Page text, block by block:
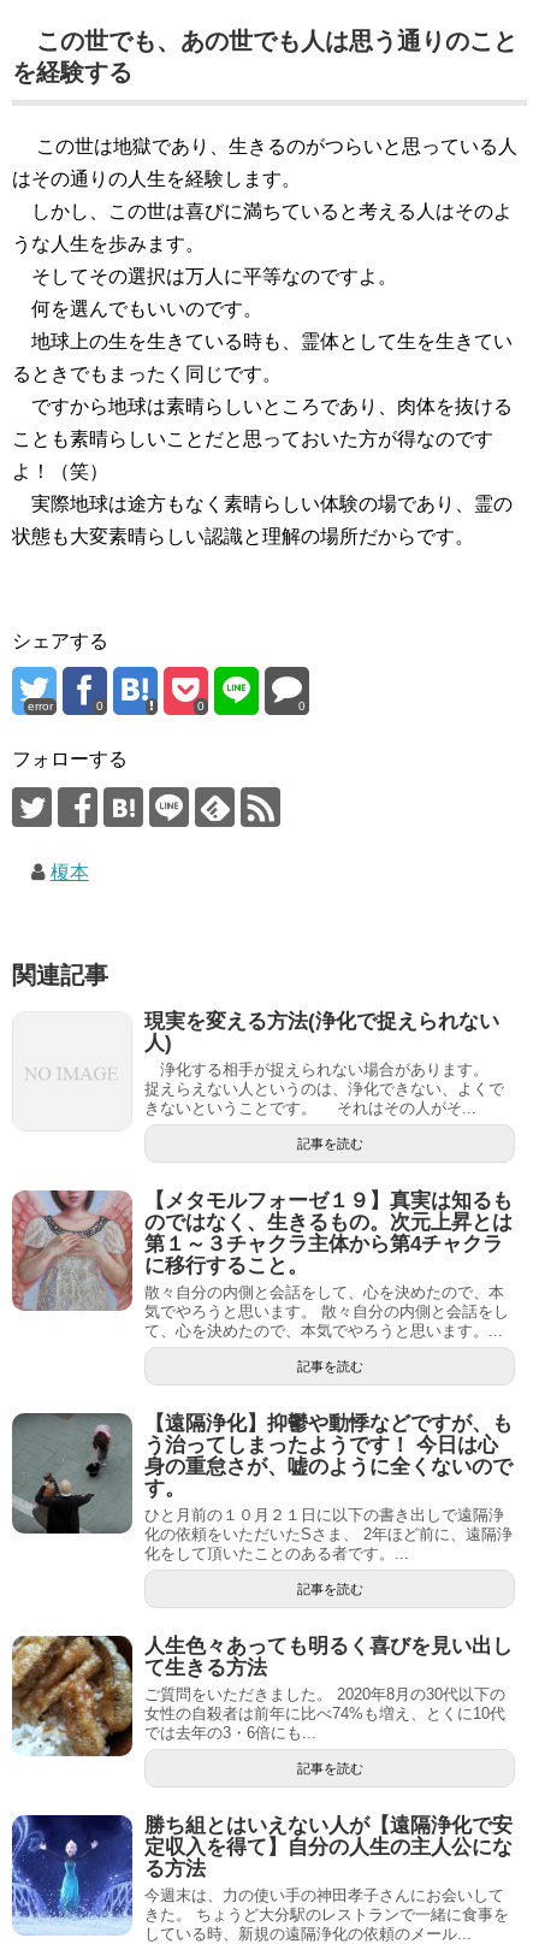
この世でも、あの世でも人は思う通りのこと
を経験する
この世は地獄であり、生きるのがつらいと思っている人
はその通りの人生を経験します。
しかし、この世は喜びに満ちていると考える人はそのよ
うな人生を歩みます。
そしてその選択は万人に平等なのですよ。
何を選んでもいいのです。
地球上の生を生きている時も、霊体として生を生きてい
るときでもまったく同じです。
ですから地球は素晴らしいところであり、肉体を抜ける
ことも素晴らしいことだと思っておいた方が得なのです
よ！（笑）
実際地球は途方もなく素晴らしい体験の場であり、霊の
状態も大変素晴らしい認識と理解の場所だからです。
シェアする
error 0 0 0
フォローする
榎本
関連記事
現実を変える方法(浄化で捉えられない
人)
浄化する相手が捉えられない場合があります。
捉えらえない人というのは、浄化できない、よくで
きないということです。 それはその人がそ...
記事を読む
【メタモルフォーゼ１９】真実は知るも
のではなく、生きるもの。次元上昇とは
第１～３チャクラ主体から第4チャクラ
に移行すること。
散々自分の内側と会話をして、心を決めたので、本
気でやろうと思います。 散々自分の内側と会話をし
て、心を決めたので、本気でやろうと思います。...
記事を読む
【遠隔浄化】抑鬱や動悸などですが、も
う治ってしまったようです！ 今日は心
身の重怠さが、嘘のように全くないので
す。
ひと月前の１０月２１日に以下の書き出しで遠隔浄
化の依頼をいただいたSさま、 2年ほど前に、遠隔浄
化をして頂いたことのある者です。...
記事を読む
人生色々あっても明るく喜びを見い出し
て生きる方法
ご質問をいただきました。 2020年8月の30代以下の
女性の自殺者は前年に比べ74%も増え、とくに10代
では去年の3・6倍にも...
記事を読む
勝ち組とはいえない人が【遠隔浄化で安
定収入を得て】自分の人生の主人公にな
る方法
今週末は、力の使い手の神田孝子さんにお会いして
きた。 ちょうど大分駅のレストランで一緒に食事を
している時、新規の遠隔浄化の依頼のメール...